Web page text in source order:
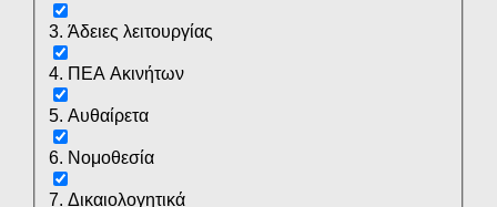
3. Άδειες λειτουργίας
4. ΠΕΑ Ακινήτων
5. Αυθαίρετα
6. Νομοθεσία
7. Δικαιολογητικά